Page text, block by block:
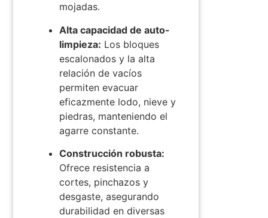
mojadas. ​
Alta capacidad de auto-
limpieza: Los bloques
escalonados y la alta
relación de vacíos
permiten evacuar
eficazmente lodo, nieve y
piedras, manteniendo el
agarre constante.
Construcción robusta:
Ofrece resistencia a
cortes, pinchazos y
desgaste, asegurando
durabilidad en diversas